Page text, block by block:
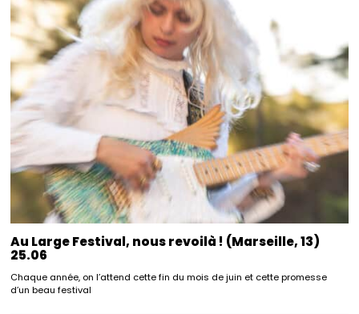
Au Large Festival, nous revoilà ! (Marseille, 13)
25.06
Chaque année, on l’attend cette fin du mois de juin et cette promesse
d’un beau festival